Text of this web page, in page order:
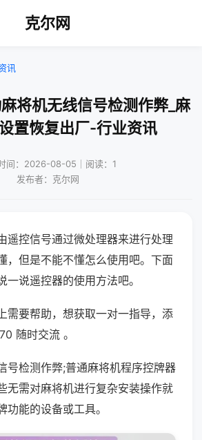
克尔网
讯
将机无线信号检测作弊_麻
置恢复出厂-行业资讯
间：2026-08-05｜阅读：1
发布者：克尔网
遥控信号通过微处理器来进行处理
，但是不能不懂怎么使用吧。下面
一说遥控器的使用方法吧。
需要帮助，想获取一对一指导，添
随时交流 。
号检测作弊;普通麻将机程序控牌器
无需对麻将机进行复杂安装操作就
功能的设备或工具。